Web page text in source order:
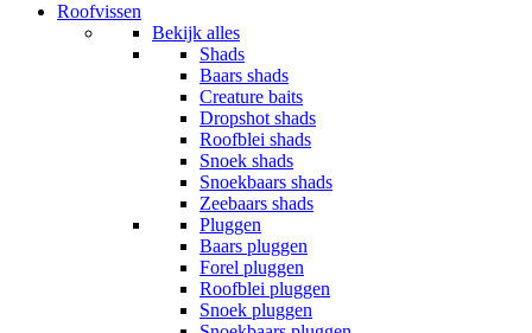
Roofvissen
Bekijk alles
Shads
Baars shads
Creature baits
Dropshot shads
Roofblei shads
Snoek shads
Snoekbaars shads
Zeebaars shads
Pluggen
Baars pluggen
Forel pluggen
Roofblei pluggen
Snoek pluggen